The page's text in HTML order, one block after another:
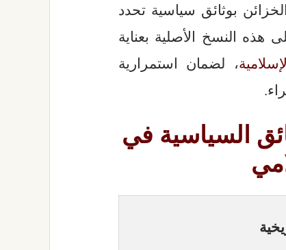
بوثائق سياسية تحدد
هذه النسخ الأصلية بعناية
، لضمان استمرارية
السياسية في